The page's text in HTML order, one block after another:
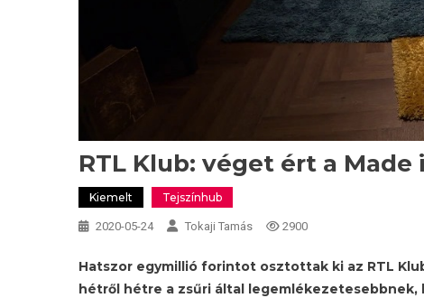
RTL Klub: véget ért a Made
Kiemelt Tejszínhub
2020-05-24 Tokaji Tamás 2900
Hatszor egymillió forintot osztottak ki az RTL
hétről hétre a zsűri által